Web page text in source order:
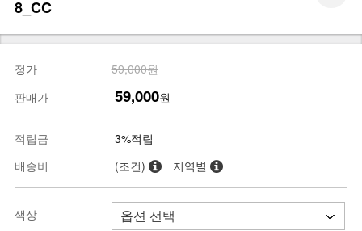
8_CC
정가
59,000원
판매가
59,000원
적립금
3%적립
배송비
(조건) 지역별
색상